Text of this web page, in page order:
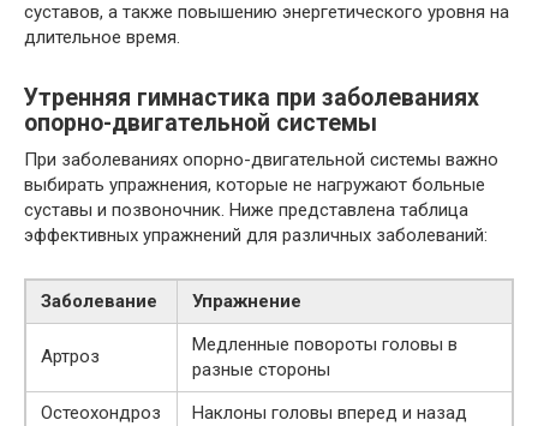
суставов, а также повышению энергетического уровня на
длительное время.
Утренняя гимнастика при заболеваниях
опорно-двигательной системы
При заболеваниях опорно-двигательной системы важно
выбирать упражнения, которые не нагружают больные
суставы и позвоночник. Ниже представлена таблица
эффективных упражнений для различных заболеваний:
Заболевание Упражнение
Артроз
Медленные повороты головы в
разные стороны
Остеохондроз
Наклоны головы вперед и назад